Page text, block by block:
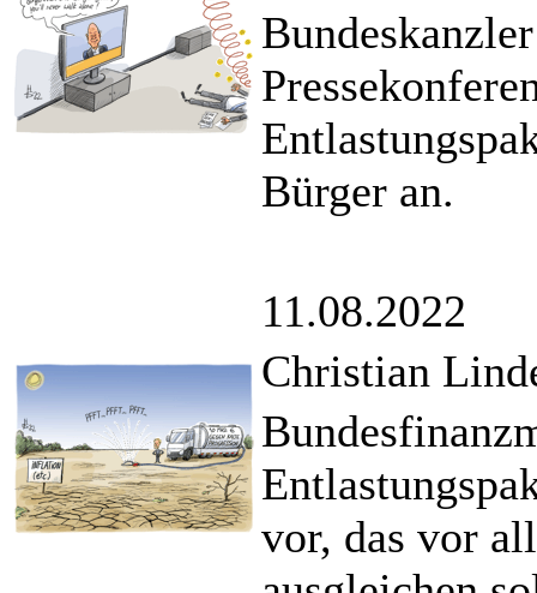
Bürger an.
11.08.2022
Christian
vor, das vor